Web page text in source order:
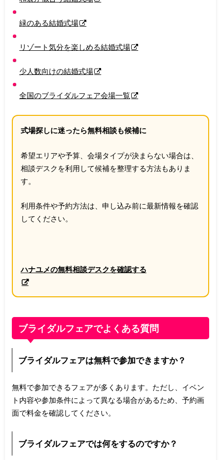
緑のある結婚式場
リゾート気分を楽しめる結婚式場
少人数向けの結婚式場
全国のブライダルフェア会場一覧
式場探しに迷ったら無料相談も候補に
希望エリアや予算、会場タイプが決まらない場合は、
相談デスクを利用して候補を整理する方法もありま
す。
利用条件や予約方法は、申し込み前に最新情報を確認
してください。
ハナユメの無料相談デスクを確認する
ブライダルフェアでよくある質問
ブライダルフェアは無料で参加できますか？
無料で参加できるフェアが多くあります。ただし、イベン
ト内容や参加条件によって異なる場合があるため、予約画
面で料金を確認してください。
ブライダルフェアでは何をするのですか？